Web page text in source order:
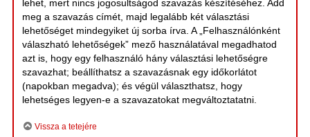
lehet, mert nincs jogosultságod szavazás készítéséhez. Add
meg a szavazás címét, majd legalább két választási
lehetőséget mindegyiket új sorba írva. A „Felhasználónként
válaszható lehetőségek” mező használatával megadhatod
azt is, hogy egy felhasználó hány választási lehetőségre
szavazhat; beállíthatsz a szavazásnak egy időkorlátot
(napokban megadva); és végül választhatsz, hogy
lehetséges legyen-e a szavazatokat megváltoztatatni.
Vissza a tetejére